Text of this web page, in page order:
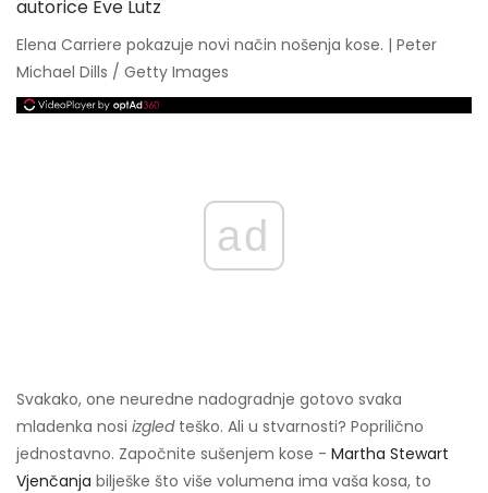
Elena Carriere pokazuje novi način nošenja kose. | Peter
Michael Dills / Getty Images
ad
Svakako, one neuredne nadogradnje gotovo svaka
mladenka nosi izgledteško. Ali u stvarnosti? Poprilično
jednostavno. Započnite sušenjem kose - Martha Stewart
Vjenčanja bilješke što više volumena ima vaša kosa, to